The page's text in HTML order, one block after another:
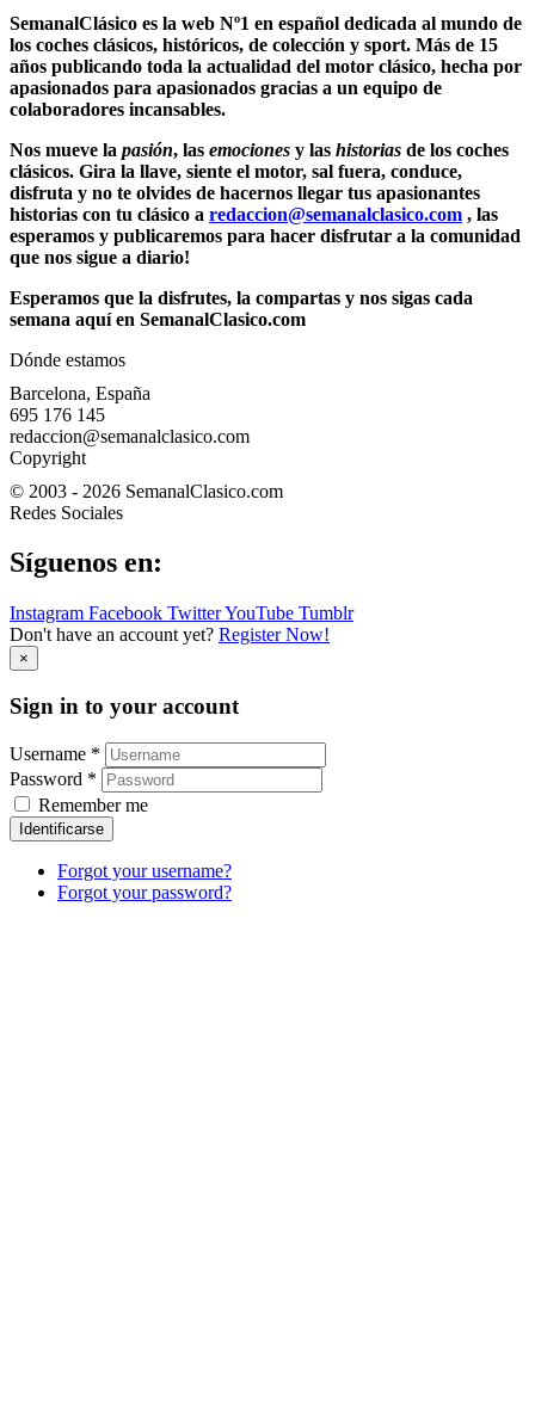
SemanalClásico es la web Nº1 en español dedicada al mundo de
los coches clásicos, históricos, de colección y sport. Más de 15
años publicando toda la actualidad del motor clásico, hecha por
apasionados para apasionados gracias a un equipo de
colaboradores incansables.
Nos mueve la pasión, las emociones y las historias de los coches
clásicos. Gira la llave, siente el motor, sal fuera, conduce,
disfruta y no te olvides de hacernos llegar tus apasionantes
historias con tu clásico a redaccion@semanalclasico.com , las
esperamos y publicaremos para hacer disfrutar a la comunidad
que nos sigue a diario!
Esperamos que la disfrutes, la compartas y nos sigas cada
semana aquí en SemanalClasico.com
Dónde estamos
Barcelona, España
695 176 145
redaccion@semanalclasico.com
Copyright
© 2003 - 2026 SemanalClasico.com
Redes Sociales
Síguenos en:
Instagram Facebook TwitterYouTube Tumblr
Don't have an account yet? Register Now!
×
Sign in to your account
Username *
Password *
Remember me
Identificarse
Forgot your username?
Forgot your password?